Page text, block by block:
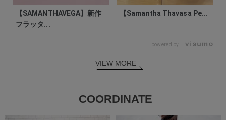
【SAMANTHAVEGA】新作
フラッタ...
【Samantha Thavasa Pe...
powered by
VIEW MORE
COORDINATE